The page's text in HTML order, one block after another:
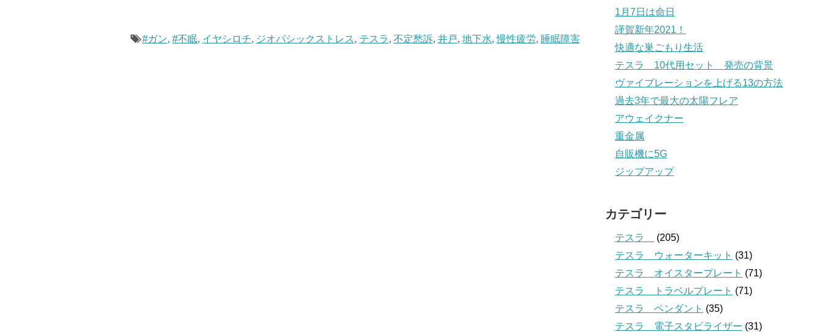
#ガン, #不眠, イヤシロチ, ジオパシックストレス, テスラ, 不定愁訴, 井戸, 地下水,慢性疲労, 睡眠障害
1月7日は命日
謹賀新年2021！
快適な巣ごもり生活
テスラ 10代用セット 発売の背景
ヴァイブレーションを上げる13の方法
過去3年で最大の太陽フレア
アウェイクナー
重金属
自販機に5G
ジップアップ
カテゴリー
テスラ
(205)
テスラ ウォーターキット (31)
テスラ オイスタープレート (71)
テスラ トラベルプレート (71)
テスラ ペンダント (35)
テスラ 電子スタビライザー (31)